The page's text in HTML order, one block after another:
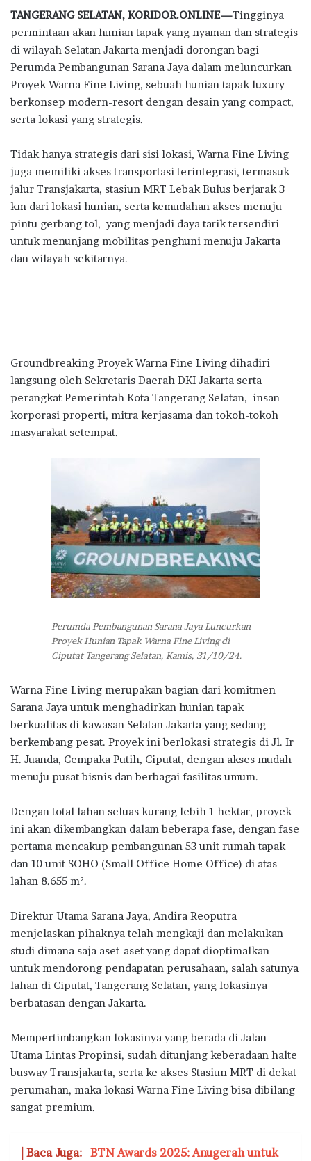
e
b
o
o
k
it
te
r
at
s
A
p
p
e e
g
ra
m
ar
e
TANGERANG SELATAN, KORIDOR.ONLINE—Tingginya
permintaan akan hunian tapak yang nyaman dan strategis
di wilayah Selatan Jakarta menjadi dorongan bagi
Perumda Pembangunan Sarana Jaya dalam meluncurkan
Proyek Warna Fine Living, sebuah hunian tapak luxury
berkonsep modern-resort dengan desain yang compact,
serta lokasi yang strategis.
Tidak hanya strategis dari sisi lokasi, Warna Fine Living
juga memiliki akses transportasi terintegrasi, termasuk
jalur Transjakarta, stasiun MRT Lebak Bulus berjarak 3
km dari lokasi hunian, serta kemudahan akses menuju
pintu gerbang tol, yang menjadi daya tarik tersendiri
untuk menunjang mobilitas penghuni menuju Jakarta
dan wilayah sekitarnya.
Groundbreaking Proyek Warna Fine Living dihadiri
langsung oleh Sekretaris Daerah DKI Jakarta serta
perangkat Pemerintah Kota Tangerang Selatan, insan
korporasi properti, mitra kerjasama dan tokoh-tokoh
masyarakat setempat.
Perumda Pembangunan Sarana Jaya Luncurkan
Proyek Hunian Tapak Warna Fine Living di
Ciputat Tangerang Selatan, Kamis, 31/10/24.
Warna Fine Living merupakan bagian dari komitmen
Sarana Jaya untuk menghadirkan hunian tapak
berkualitas di kawasan Selatan Jakarta yang sedang
berkembang pesat. Proyek ini berlokasi strategis di Jl. Ir
H. Juanda, Cempaka Putih, Ciputat, dengan akses mudah
menuju pusat bisnis dan berbagai fasilitas umum.
Dengan total lahan seluas kurang lebih 1 hektar, proyek
ini akan dikembangkan dalam beberapa fase, dengan fase
pertama mencakup pembangunan 53 unit rumah tapak
dan 10 unit SOHO (Small Office Home Office) di atas
lahan 8.655 m².
Direktur Utama Sarana Jaya, Andira Reoputra
menjelaskan pihaknya telah mengkaji dan melakukan
studi dimana saja aset-aset yang dapat dioptimalkan
untuk mendorong pendapatan perusahaan, salah satunya
lahan di Ciputat, Tangerang Selatan, yang lokasinya
berbatasan dengan Jakarta.
Mempertimbangkan lokasinya yang berada di Jalan
Utama Lintas Propinsi, sudah ditunjang keberadaan halte
busway Transjakarta, serta ke akses Stasiun MRT di dekat
perumahan, maka lokasi Warna Fine Living bisa dibilang
sangat premium.
| Baca Juga: BTN Awards 2025: Anugerah untuk